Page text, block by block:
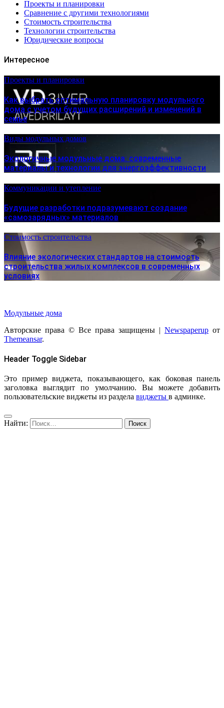
Проекты и планировки
Сравнение с другими технологиями
Стоимость строительства
Технологии строительства
Юридические вопросы
Интересное
Проекты и планировки
Как выбрать оптимальную планировку модульного
дома с учетом будущих расширений и изменений в
семье
Виды модульных домов
Экологичные модульные дома: современные
материалы и технологии для энергоэффективности
Коммуникации и утепление
Будущие разработки подразумевают создание
«самозарядных» материалов
Стоимость строительства
Влияние экологических стандартов на стоимость
строительства жилых комплексов в современных
условиях
Модульные дома
Авторские права © Все права защищены | Newspaperup от
Themeansar.
Header Toggle Sidebar
Это пример виджета, показывающего, как боковая панель
заголовка выглядит по умолчанию. Вы можете добавить
пользовательские виджеты из раздела виджеты в админке.
Найти: